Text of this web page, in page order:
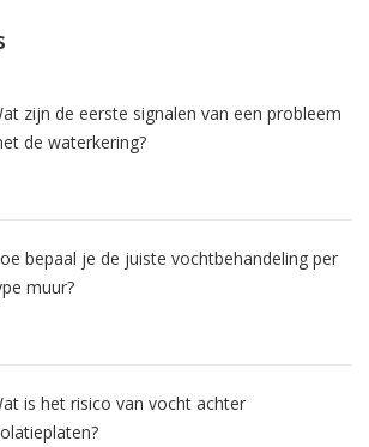
zijn de eerste signalen van een probleem
de waterkering?
bepaal je de juiste vochtbehandeling per
muur?
is het risico van vocht achter